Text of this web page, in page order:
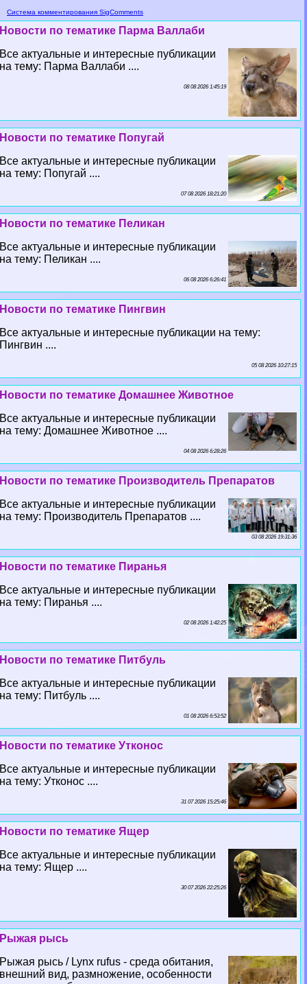
Система комментирования SigComments
Новости по тематике Парма Валлаби
Все актуальные и интересные публикации
на тему: Парма Валлаби ....
08 08 2026 1:45:19
Новости по тематике Попугай
Все актуальные и интересные публикации
на тему: Попугай ....
07 08 2026 18:21:20
Новости по тематике Пеликан
Все актуальные и интересные публикации
на тему: Пеликан ....
06 08 2026 6:26:41
Новости по тематике Пингвин
Все актуальные и интересные публикации на тему:
Пингвин ....
05 08 2026 10:27:15
Новости по тематике Домашнее Животное
Все актуальные и интересные публикации
на тему: Домашнее Животное ....
04 08 2026 6:28:26
Новости по тематике Производитель Препаратов
Все актуальные и интересные публикации
на тему: Производитель Препаратов ....
03 08 2026 19:31:36
Новости по тематике Пиранья
Все актуальные и интересные публикации
на тему: Пиранья ....
02 08 2026 1:42:25
Новости по тематике Питбуль
Все актуальные и интересные публикации
на тему: Питбуль ....
01 08 2026 6:53:52
Новости по тематике Утконос
Все актуальные и интересные публикации
на тему: Утконос ....
31 07 2026 15:25:46
Новости по тематике Ящер
Все актуальные и интересные публикации
на тему: Ящер ....
30 07 2026 22:25:26
Рыжая рысь
Рыжая рысь / Lynx rufus - среда обитания,
внешний вид, размножение, особенности